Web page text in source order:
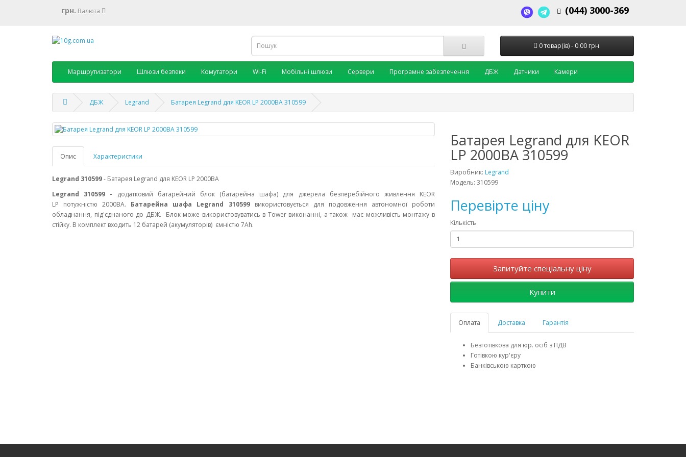
грн. Валюта (044) 3000-369
0 товар(ів) - 0.00 грн.
Маршрутизатори Шлюзи безпеки Комутатори Wi-Fi Мобільні шлюзи Сервери Програмне забезпечення ДБЖ Датчики Камери
ДБЖ Legrand Батарея Legrand для KEOR LP 2000ВА 310599
Опис Характеристики
Legrand 310599- Батарея Legrand для KEOR LP 2000ВА
Legrand 310599 - додатковий батарейний блок (батарейна шафа) для джерела безперебійного живлення KEOR
LP потужністю 2000ВА. Батарейна шафа Legrand 310599використовується для подовження автономної роботи
обладнання, під'єднаного до ДБЖ.
Блок може використовуватись в Tower виконанні, а також має можливість монтажу в
стійку. В комплект входить 12 батарей (акумуляторів) ємністю 7Аh.
Батарея Legrand для KEOR
LP 2000ВА 310599
Виробник: Legrand
Модель: 310599
Перевірте ціну
Кількість
Запитуйте спеціальну ціну
Купити
Оплата Доставка Гарантія
Безготівкова для юр. осіб з ПДВ
Готівкою кур'єру
Банківською карткою